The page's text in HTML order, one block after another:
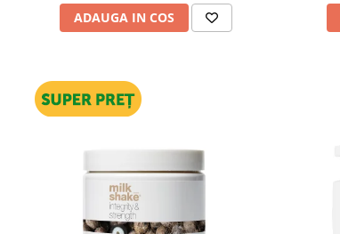
ADAUGA IN COS